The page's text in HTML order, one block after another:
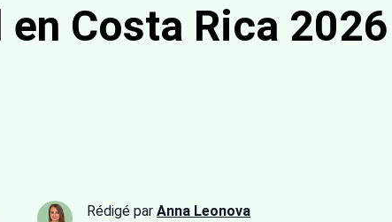
Costa Rica 2026
Rédigé par Anna Leonova